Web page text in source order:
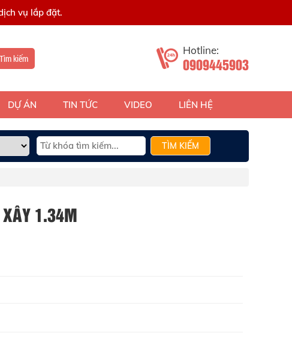
vụ lắp đặt.
Tìm kiếm
Hotline:
0909445903
DỰ ÁN TIN TỨC VIDEO LIÊN HỆ
TÌM KIẾM
1.34M